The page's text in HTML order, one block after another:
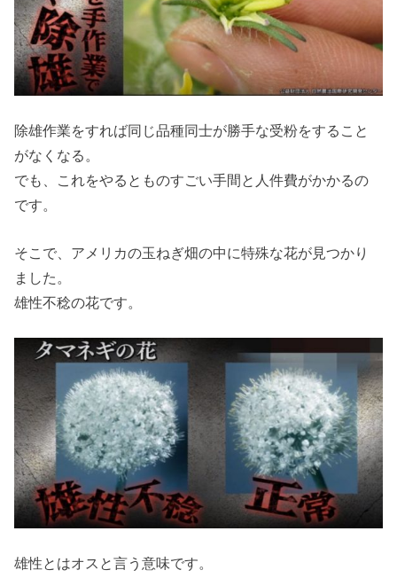
除雄作業をすれば同じ品種同士が勝手な受粉をすること
がなくなる。
でも、これをやるとものすごい手間と人件費がかかるの
です。
そこで、アメリカの玉ねぎ畑の中に特殊な花が見つかり
ました。
雄性不稔の花です。
雄性とはオスと言う意味です。